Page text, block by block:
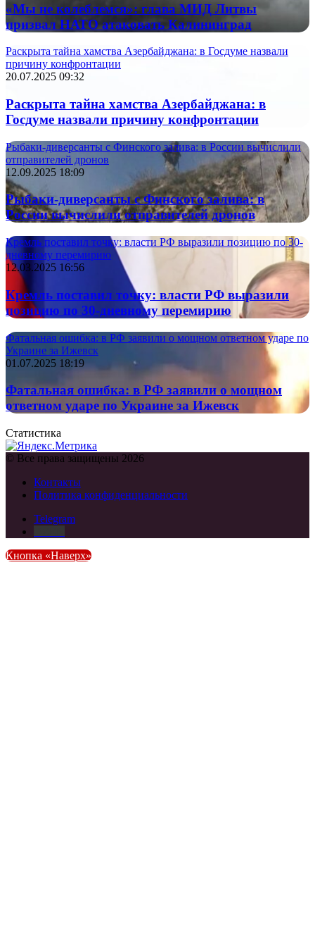
«Мы не колеблемся»: глава МИД Литвы
призвал НАТО атаковать Калининград
Раскрыта тайна хамства Азербайджана: в Госдуме назвали
причину конфронтации
20.07.2025 09:32
Раскрыта тайна хамства Азербайджана: в
Госдуме назвали причину конфронтации
Рыбаки-диверсанты с Финского залива: в России вычислили
отправителей дронов
12.09.2025 18:09
Рыбаки-диверсанты с Финского залива: в
России вычислили отправителей дронов
Кремль поставил точку: власти РФ выразили позицию по 30-
дневному перемирию
12.03.2025 16:56
Кремль поставил точку: власти РФ выразили
позицию по 30-дневному перемирию
Фатальная ошибка: в РФ заявили о мощном ответном ударе по
Украине за Ижевск
01.07.2025 18:19
Фатальная ошибка: в РФ заявили о мощном
ответном ударе по Украине за Ижевск
Статистика
© Все права защищены 2026
Контакты
Политика конфиденциальности
Telegram
Кнопка «Наверх»